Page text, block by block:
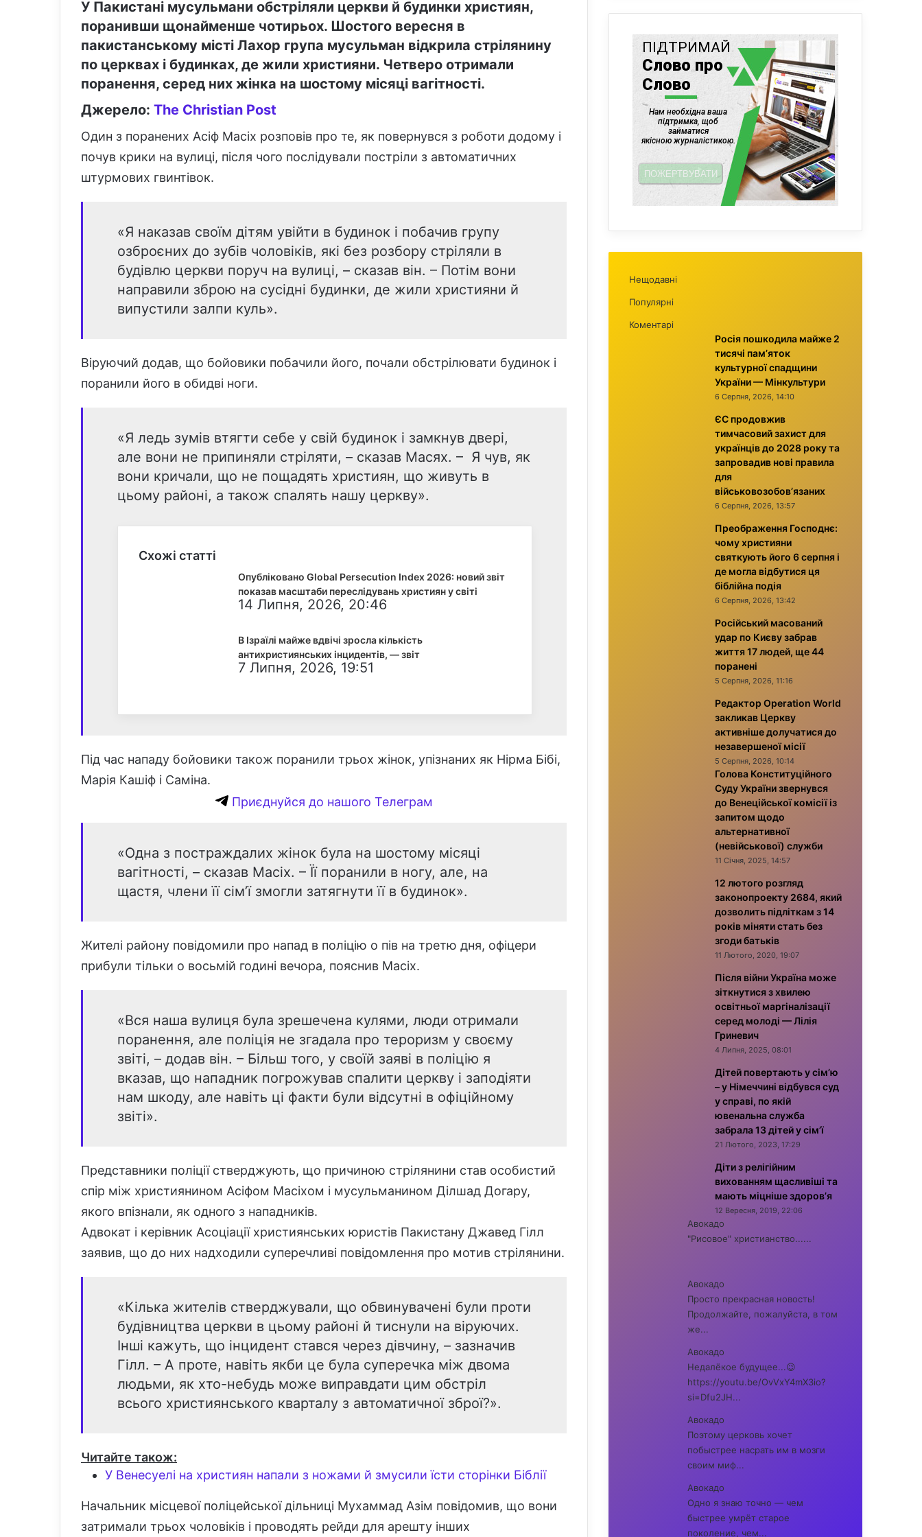
У Пакистані мусульмани обстріляли церкви й будинки християн,
поранивши щонайменше чотирьох. Шостого вересня в
пакистанському місті Лахор група мусульман відкрила стрілянину
по церквах і будинках, де жили християни. Четверо отримали
поранення, серед них жінка на шостому місяці вагітності.
Джерело: The Christian Post
Один з поранених Асіф Масіх розповів про те, як повернувся з роботи додому і
почув крики на вулиці, після чого послідували постріли з автоматичних
штурмових гвинтівок.
«Я наказав своїм дітям увійти в будинок і побачив групу
озброєних до зубів чоловіків, які без розбору стріляли в
будівлю церкви поруч на вулиці, – сказав він. – Потім вони
направили зброю на сусідні будинки, де жили християни й
випустили залпи куль».
Віруючий додав, що бойовики побачили його, почали обстрілювати будинок і
поранили його в обидві ноги.
«Я ледь зумів втягти себе у свій будинок і замкнув двері,
але вони не припиняли стріляти, – сказав Масях. – Я чув, як
вони кричали, що не пощадять християн, що живуть в
цьому районі, а також спалять нашу церкву».
Схожі статті
Опубліковано Global Persecution Index 2026: новий звіт
показав масштаби переслідувань християн у світі
14 Липня, 2026, 20:46
В Ізраїлі майже вдвічі зросла кількість
антихристиянських інцидентів, — звіт
7 Липня, 2026, 19:51
Під час нападу бойовики також поранили трьох жінок, упізнаних як Нірма Бібі,
Марія Кашіф і Саміна.
Приєднуйся до нашого Телеграм
«Одна з постраждалих жінок була на шостому місяці
вагітності, – сказав Масіх. – Її поранили в ногу, але, на
щастя, члени її сім’ї змогли затягнути її в будинок».
Жителі району повідомили про напад в поліцію о пів на третю дня, офіцери
прибули тільки о восьмій годині вечора, пояснив Масіх.
«Вся наша вулиця була зрешечена кулями, люди отримали
поранення, але поліція не згадала про тероризм у своєму
звіті, – додав він. – Більш того, у своїй заяві в поліцію я
вказав, що нападник погрожував спалити церкву і заподіяти
нам шкоду, але навіть ці факти були відсутні в офіційному
звіті».
Представники поліції стверджують, що причиною стрілянини став особистий
спір між християнином Асіфом Масіхом і мусульманином Ділшад Догару,
якого впізнали, як одного з нападників.
Адвокат і керівник Асоціації християнських юристів Пакистану Джавед Гілл
заявив, що до них надходили суперечливі повідомлення про мотив стрілянини.
«Кілька жителів стверджували, що обвинувачені були проти
будівництва церкви в цьому районі й тиснули на віруючих.
Інші кажуть, що інцидент стався через дівчину, – зазначив
Гілл. – А проте, навіть якби це була суперечка між двома
людьми, як хто-небудь може виправдати цим обстріл
всього християнського кварталу з автоматичної зброї?».
Читайте також:
У Венесуелі на християн напали з ножами й змусили їсти сторінки Біблії
Начальник місцевої поліцейської дільниці Мухаммад Азім повідомив, що вони
затримали трьох чоловіків і проводять рейди для арешту інших
Нещодавні
Популярні
Коментарі
Росія пошкодила майже 2
тисячі пам’яток
культурної спадщини
України — Мінкультури
6 Серпня, 2026, 14:10
ЄС продовжив
тимчасовий захист для
українців до 2028 року та
запровадив нові правила
для
військовозобов’язаних
6 Серпня, 2026, 13:57
Преображення Господнє:
чому християни
святкують його 6 серпня і
де могла відбутися ця
біблійна подія
6 Серпня, 2026, 13:42
Російський масований
удар по Києву забрав
життя 17 людей, ще 44
поранені
5 Серпня, 2026, 11:16
Редактор Operation World
закликав Церкву
активніше долучатися до
незавершеної місії
5 Серпня, 2026, 10:14
Голова Конституційного
Суду України звернувся
до Венеційської комісії із
запитом щодо
альтернативної
(невійськової) служби
11 Січня, 2025, 14:57
12 лютого розгляд
законопроекту 2684, який
дозволить підліткам з 14
років міняти стать без
згоди батьків
11 Лютого, 2020, 19:07
Після війни Україна може
зіткнутися з хвилею
освітньої маргіналізації
серед молоді — Лілія
Гриневич
4 Липня, 2025, 08:01
Дітей повертають у сім’ю
– у Німеччині відбувся суд
у справі, по якій
ювенальна служба
забрала 13 дітей у сім’ї
21 Лютого, 2023, 17:29
Діти з релігійним
вихованням щасливіші та
мають міцніше здоров’я
12 Вересня, 2019, 22:06
Авокадо
"Рисовое" христианство......
Авокадо
Просто прекрасная новость!
Продолжайте, пожалуйста, в том
же...
Авокадо
Недалёкое будущее...😉
https://youtu.be/OvVxY4mX3io?
si=Dfu2JH...
Авокадо
Поэтому церковь хочет
побыстрее насрать им в мозги
своим миф...
Авокадо
Одно я знаю точно — чем
быстрее умрёт старое
поколение, чем...